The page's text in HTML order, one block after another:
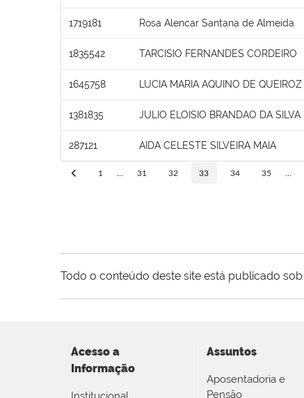
1719181 Rosa Alencar Santana de Almeida
1835542 TARCISIO FERNANDES CORDEIRO
1645758 LUCIA MARIA AQUINO DE QUEIROZ
1381835 JULIO ELOISIO BRANDAO DA SILVA
287121 AIDA CELESTE SILVEIRA MAIA
1 31 32 33 34 35
Todo o conteúdo deste site está publicado
Acesso a
Informação
Assuntos
Aposentadoria e
Pensão